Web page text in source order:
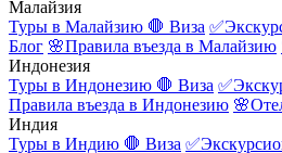
Малайзия
Туры в Малайзию 🛑 Виза
Блог 🌸Правила въезда в Малайзию
Индонезия
Туры в Индонезию 🛑 Виза
Правила въезда в Индонезию
Индия
Туры в Индию 🛑 Виза